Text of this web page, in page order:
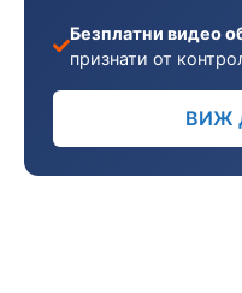
Безплатни видео
признати от
ВИЖ